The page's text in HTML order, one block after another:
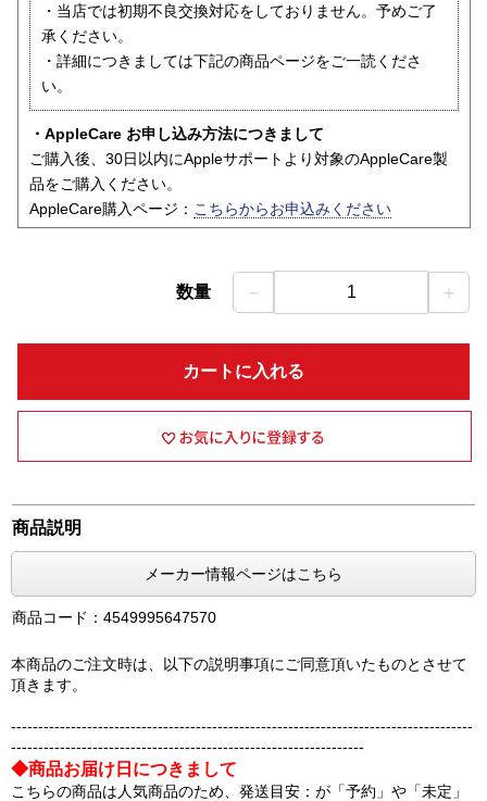
・当店では初期不良交換対応をしておりません。予めご了
承ください。
・詳細につきましては下記の商品ページをご一読くださ
い。
・AppleCare お申し込み方法につきまして
ご購入後、30日以内にAppleサポートより対象のAppleCare製
品をご購入ください。
AppleCare購入ページ： こちらからお申込みください
数量 － 1 ＋
カートに入れる
商品説明
メーカー情報ページはこちら
商品コード：4549995647570
本商品のご注文時は、以下の説明事項にご同意頂いたものとさせて
頂きます。
-------------------------------------------------------------------------------------
-----------------------------------------------------------------
◆商品お届け日につきまして
こちらの商品は人気商品のため、発送目安：が「予約」や「未定」